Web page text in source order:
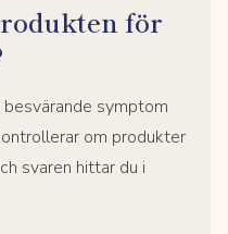
för
symptom
om produkter
svaren hittar du i